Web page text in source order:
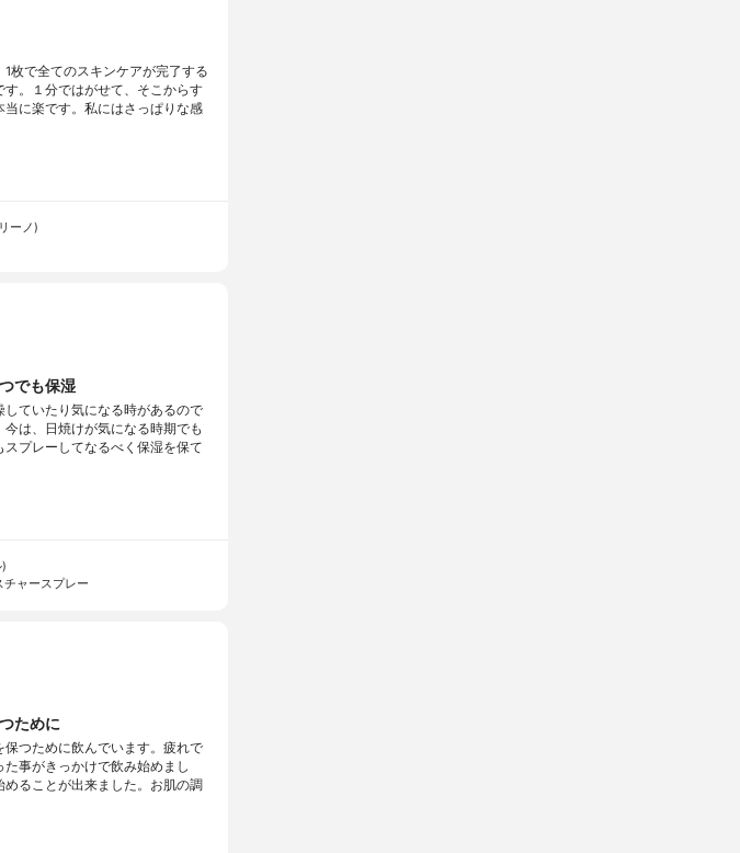
枚で全てのスキンケアが完了する
。１分ではがせて、そこからす
当に楽です。私にはさっぱりな感
ーノ)
でも保湿
していたり気になる時があるので
は、日焼けが気になる時期でも
スプレーしてなるべく保湿を保て
ャースプレー
ために
保つために飲んでいます。疲れで
事がきっかけで飲み始めまし
ることが出来ました。お肌の調